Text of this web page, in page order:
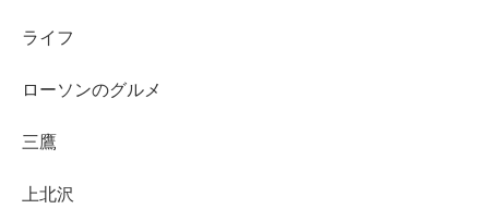
ライフ
ローソンのグルメ
三鷹
上北沢